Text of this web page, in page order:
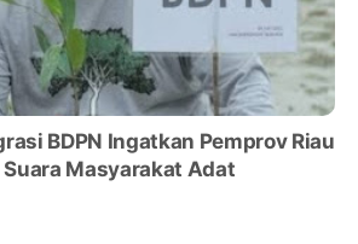
BDPN Ingatkan Pemprov Riau
Masyarakat Adat